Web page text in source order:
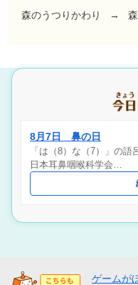
森のうつりかわり
→
8月7日 鼻の日
「は（8）な（7）」の
日本耳鼻咽喉科学会…
ゲームが